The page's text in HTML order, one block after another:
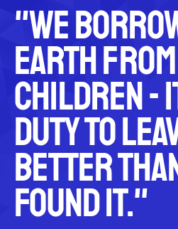
"We
earth
children -
duty to
better
found it."